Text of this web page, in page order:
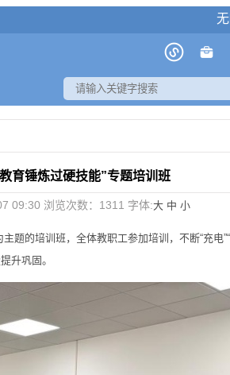
育锤炼过硬技能”专题培训班
09:30 浏览次数： 1311 字体:大 中 小
的培训班，全体教职工参加培训，不断“充电
升巩固。